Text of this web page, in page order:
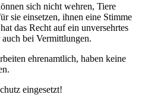
sich nicht wehren, Tiere
sie einsetzen, ihnen eine Stimme
das Recht auf ein unversehrtes
bei Vermittlungen.
ehrenamtlich, haben keine
eingesetzt!